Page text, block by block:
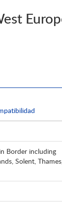
Border including
Solent,